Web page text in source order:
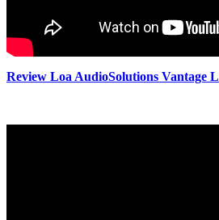
Review Loa AudioSolutions Vantage L